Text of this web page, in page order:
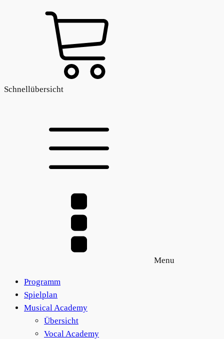
Schnellübersicht
Menu
Programm
Spielplan
Musical Academy
Übersicht
Vocal Academy